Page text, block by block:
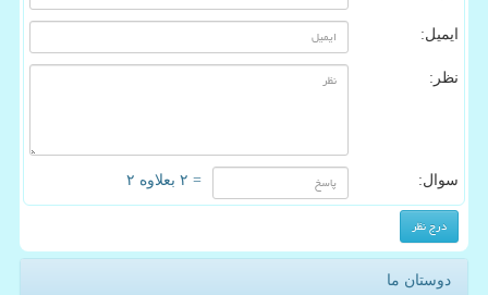
ایمیل:
نظر:
سوال: = ۲ بعلاوه ۲
دوستان ما